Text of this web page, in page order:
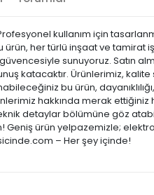
kullanım için
ürün, her türlü inşaat ve tamirat
sunuyoruz. Satın
katacaktır. Ürünlerimiz,
bu ürün, dayanıklılığı,
hakkında merak ettiğiniz
detaylar bölümüne göz
Geniş ürün yelpazemizle;
– Her şey içinde!